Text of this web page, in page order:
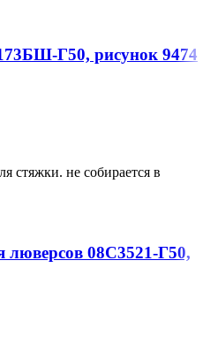
Г50, рисунок 9474
стяжки. не собирается в
люверсов 08С3521-Г50,